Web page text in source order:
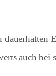
auch bei